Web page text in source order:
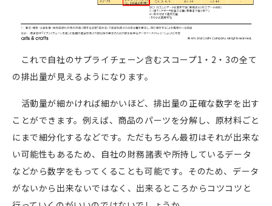
これで自社のサプライチェーン含むスコープ1・2・3の全て
の排出量が見えるようになります。
活動量が細かければ細かいほど、排出量の正確な数字を出す
ことができます。例えば、商品のパーツを分解し、原材料ごと
にまで細分化するなどです。ただもちろん最初はそれが出来な
い可能性もあるため、自社の財務諸表や所持しているデータ
などから数字をもってくることも可能です。そのため、データ
がないから出来ないではなく、出来るところからコツコツと